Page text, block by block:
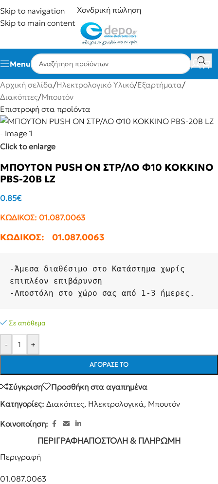
Skip to navigation
Skip to main content
Χονδρική πώληση
Menu
Αρχική σελίδα/Ηλεκτρολογικό Υλικό/Εξαρτήματα/
Διακόπτες/Μπουτόν
Επιστροφή στα προϊόντα
Click to enlarge
ΜΠΟΥΤΟΝ PUSH ON ΣΤΡ/ΛΟ Φ10 ΚΟΚΚΙΝΟ
PBS-20B LZ
0.85€
ΚΩΔΙΚΟΣ: 01.087.0063
ΚΩΔΙΚΟΣ: 01.087.0063
-Άμεσα διαθέσιμο στο Κατάστημα χωρίς
επιπλέον επιβάρυνση
-Αποστόλη στο χώρο σας από 1-3 ήμερες.
Σε απόθεμα
- +
ΑΓΌΡΑΣΕ ΤΟ
Σύγκριση
Προσθήκη στα αγαπημένα
Κατηγορίες: Διακόπτες, Ηλεκτρολογικά, Μπουτόν
Κοινοποίηση:
ΠΕΡΙΓΡΑΦΉΑΠΟΣΤΟΛΉ & ΠΛΗΡΩΜΉ
Περιγραφή
01.087.0063